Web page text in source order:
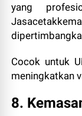
yang
Cocok untuk
meningkatkan
8.